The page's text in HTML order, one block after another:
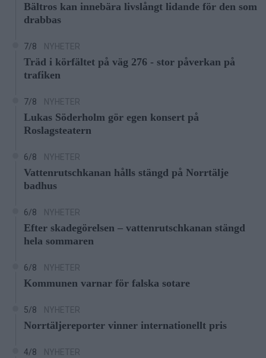
Bältros kan innebära livslångt lidande för den som
drabbas
7/8 NYHETER
Träd i körfältet på väg 276 - stor påverkan på
trafiken
7/8 NYHETER
Lukas Söderholm gör egen konsert på
Roslagsteatern
6/8 NYHETER
Vattenrutschkanan hålls stängd på Norrtälje
badhus
6/8 NYHETER
Efter skadegörelsen – vattenrutschkanan stängd
hela sommaren
6/8 NYHETER
Kommunen varnar för falska sotare
5/8 NYHETER
Norrtäljereporter vinner internationellt pris
4/8 NYHETER